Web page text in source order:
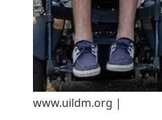
www.uildm.org |